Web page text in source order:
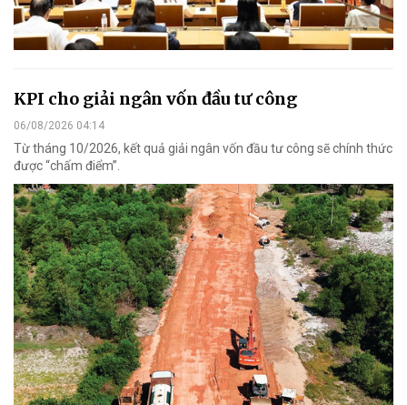
KPI cho giải ngân vốn đầu tư công
06/08/2026 04:14
Từ tháng 10/2026, kết quả giải ngân vốn đầu tư công sẽ chính thức
được “chấm điểm”.